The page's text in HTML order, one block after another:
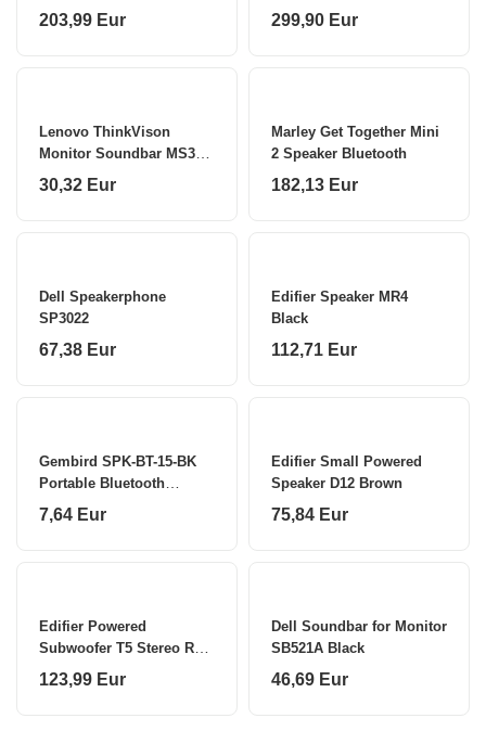
Bluetooth 24Wx2 + 36Wx2
(DRC On) W 4 Ω
203,99 Eur 299,90 Eur
Lenovo ThinkVison
Monitor Soundbar MS30
(S) 4 Ω
30,32 Eur
Marley Get Together Mini
2 Speaker Bluetooth
182,13 Eur
Dell Speakerphone
SP3022
67,38 Eur
Edifier Speaker MR4
Black
112,71 Eur
Gembird SPK-BT-15-BK
Portable Bluetooth
speaker
7,64 Eur
Edifier Small Powered
Speaker D12 Brown
75,84 Eur
Edifier Powered
Subwoofer T5 Stereo RCA
in
123,99 Eur
Dell Soundbar for Monitor
SB521A Black
46,69 Eur